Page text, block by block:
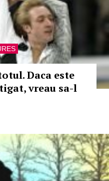
Daca este
vreau sa-l